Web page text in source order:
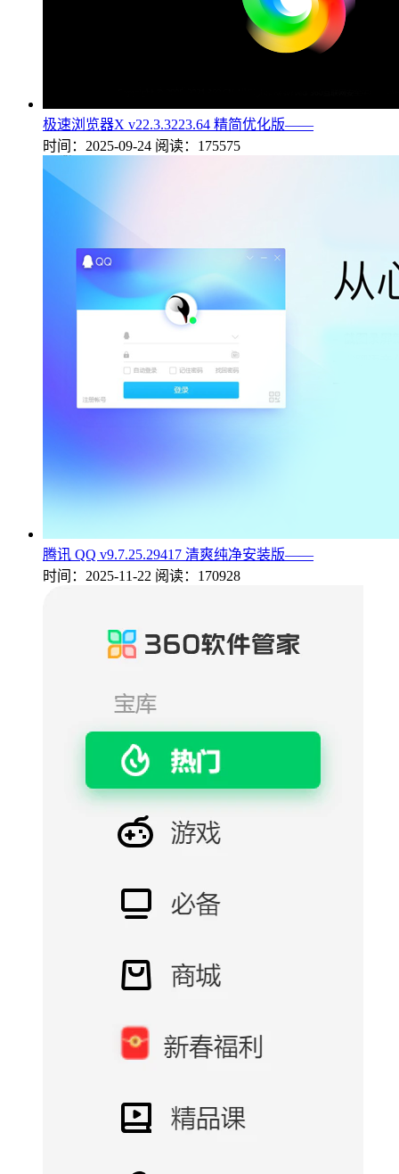
极速浏览器X v22.3.3223.64 精简优化版——
时间：2025-09-24 阅读：175575
腾讯 QQ v9.7.25.29417 清爽纯净安装版——
时间：2025-11-22 阅读：170928